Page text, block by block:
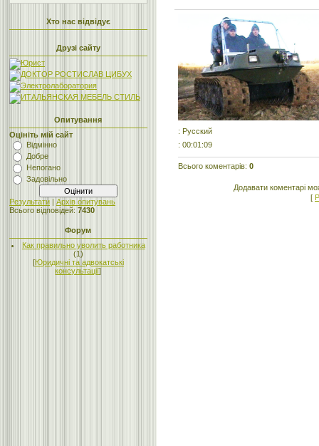
Хто нас відвідує
Друзі сайту
Опитування
Оцініть мій сайт
Відмінно
Добре
Непогано
Задовільно
Результати | Архів опитувань
Всього відповідей: 7430
Форум
Как правильно уволить работника
(1)
[Юридичні та адвокатські
консультації]
: Русский
: 00:01:09
Всього коментарів: 0
Додавати коментарі
[